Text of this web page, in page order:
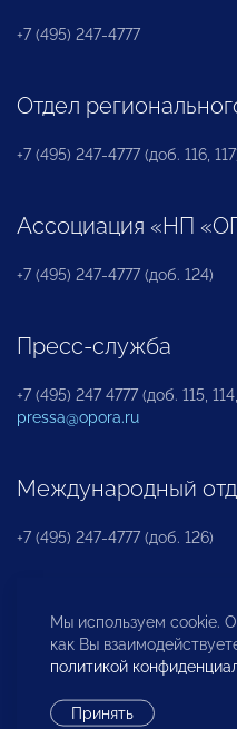
+7 (495) 247-4777
Отдел
+7 (495) 247-4777 (доб. 116,
Ассоциация «НП
+7 (495) 247-4777 (доб. 124)
Пресс-служба
+7 (495) 247 4777 (доб. 115,
pressa@opora.ru
Международный
+7 (495) 247-4777 (доб. 126)
Бюро по защите
инвесторов
Мы используем cookie.
как Вы
политикой
Принять